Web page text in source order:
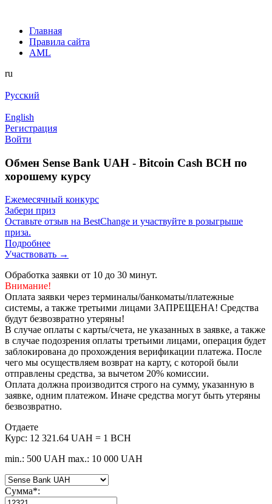
Главная
Правила сайта
AML
ru
Русский
English
Регистрация
Войти
Обмен Sense Bank UAH - Bitcoin Cash BCH по
хорошему курсу
Ежемесячный конкурс
Забери приз
Оставьте отзыв на BestChange и участвуйте в розыгрыше
приза.
Подробнее
Участвовать →
Обработка заявки от 10 до 30 минут.
Внимание!
Оплата заявки через терминалы/банкоматы/платежные
системы, а также третьими лицами ЗАПРЕЩЕНА! Средства
будут безвозвратно утеряны!
В случае оплаты с карты/счета, не указанных в заявке, а также
в случае подозрения оплаты третьими лицами, операция будет
заблокирована до прохождения верификации платежа. После
чего мы осуществляем возврат на карту, с которой были
отправлены средства, за вычетом 20% комиссии.
Оплата должна производится строго на сумму, указанную в
заявке, одним платежом. Иначе средства могут быть утеряны
безвозвратно.
Отдаете
Курс: 12 321.64 UAH = 1 BCH
min.: 500 UAH max.: 10 000 UAH
Сумма*: